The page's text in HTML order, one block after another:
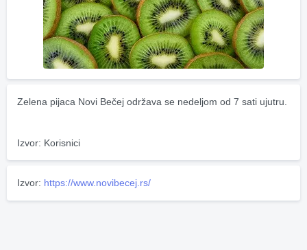
Zelena pijaca Novi Bečej održava se nedeljom od 7 sati ujutru.
Izvor: Korisnici
Izvor: https://www.novibecej.rs/